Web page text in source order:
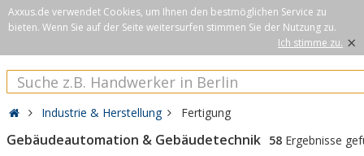
Axxus.de verwendet Cookies, um Ihnen den bestmöglichen Service zu
bieten. Wenn Sie auf der Seite weitersurfen stimmen Sie der Nutzung zu.
Ich stimme zu. ×
Industrie & Herstellung Fertigung
Gebäudeautomation & Gebäudetechnik 58 Ergebnisse